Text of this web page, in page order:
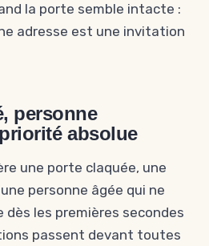
la porte semble intacte :
adresse est une invitation
personne
absolue
une porte claquée, une
personne âgée qui ne
dès les premières secondes
passent devant toutes